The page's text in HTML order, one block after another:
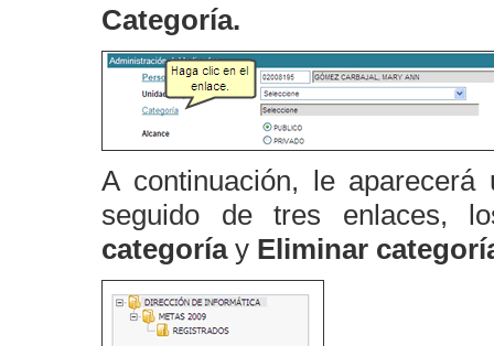
Categoría.
A continuación, le
seguido de tres enlaces,
categoríay Eliminar